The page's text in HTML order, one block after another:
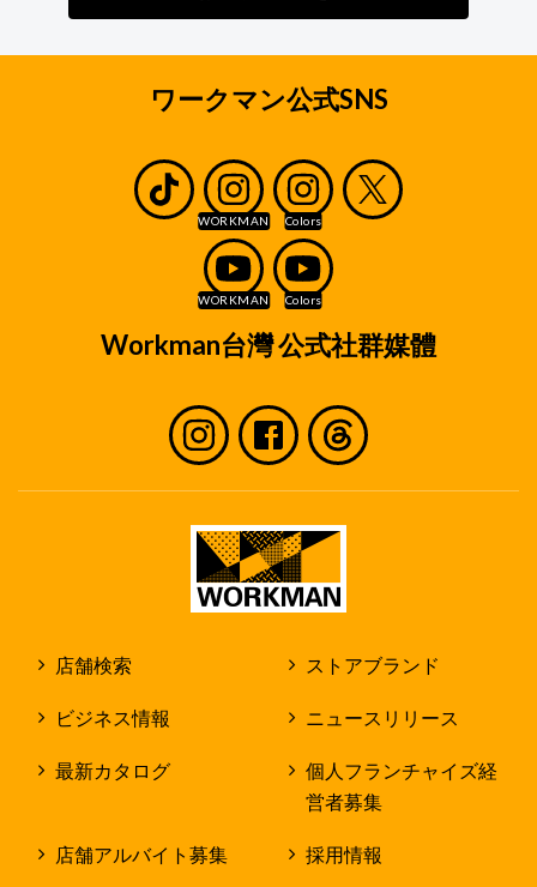
ワークマン公式SNS
Workman台灣 公式社群媒體
店舗検索 ストアブランド
ビジネス情報 ニュースリリース
最新カタログ
個人フランチャイズ経
営者募集
店舗アルバイト募集 採用情報